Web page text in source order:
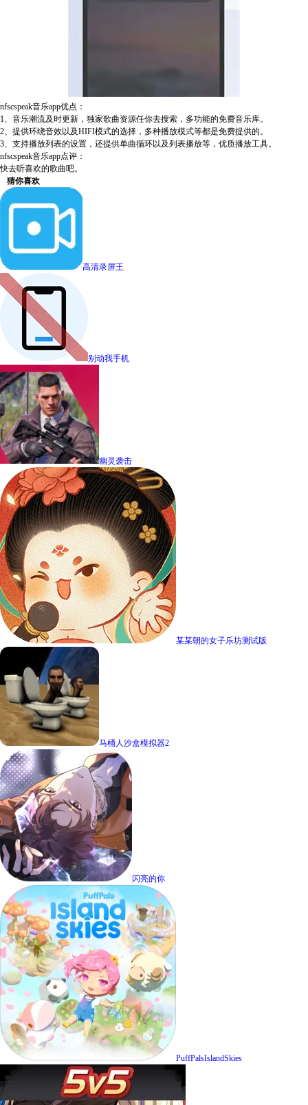
nfscspeak音乐app优点：
1、音乐潮流及时更新，独家歌曲资源任你去搜索，多功能的免费音乐库。
2、提供环绕音效以及HIFI模式的选择，多种播放模式等都是免费提供的。
3、支持播放列表的设置，还提供单曲循环以及列表播放等，优质播放工具。
nfscspeak音乐app点评：
快去听喜欢的歌曲吧。
猜你喜欢
高清录屏王
别动我手机
幽灵袭击
某某朝的女子乐坊测试版
马桶人沙盒模拟器2
闪亮的你
PuffPalsIslandSkies